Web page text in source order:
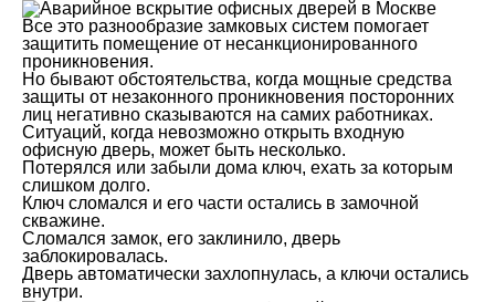
Все это разнообразие замковых систем помогает
защитить помещение от несанкционированного
проникновения.
Но бывают обстоятельства, когда мощные средства
защиты от незаконного проникновения посторонних
лиц негативно сказываются на самих работниках.
Ситуаций, когда невозможно открыть входную
офисную дверь, может быть несколько.
Потерялся или забыли дома ключ, ехать за которым
слишком долго.
Ключ сломался и его части остались в замочной
скважине.
Сломался замок, его заклинило, дверь
заблокировалась.
Дверь автоматически захлопнулась, а ключи остались
внутри.